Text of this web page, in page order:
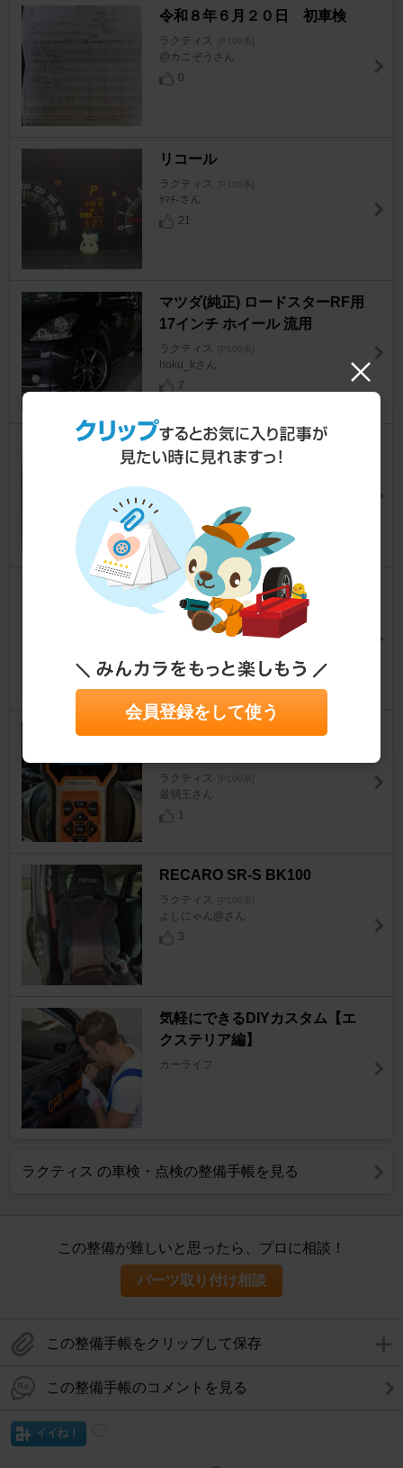
令和８年６月２０日 初車検
ラクティス [P100系]
@カニぞうさん
0
リコール
ラクティス [P100系]
ﾔﾏﾁ-さん
21
マツダ(純正) ロードスターRF用
17インチ ホイール 流用
ラクティス [P100系]
hoku_kさん
7
OTium シガーソケット2連
13
ラクティス [P100系]
☆あっこ☆彡さん
Panlong OBDⅡ診断機（J-OBD
ラクティス [P100系]
最弱王さん
1
RECARO SR-S BK100
ラクティス [P100系]
よしにゃん@さん
3
気軽にできるDIYカスタム【エ
クステリア編】
カーライフ
ラクティス の車検・点検の整備手帳を見る
この整備が難しいと思ったら、プロに相談！
パーツ取り付け相談
この整備手帳をクリップして保存
この整備手帳のコメントを見る
イイね！
会員登録をして使う